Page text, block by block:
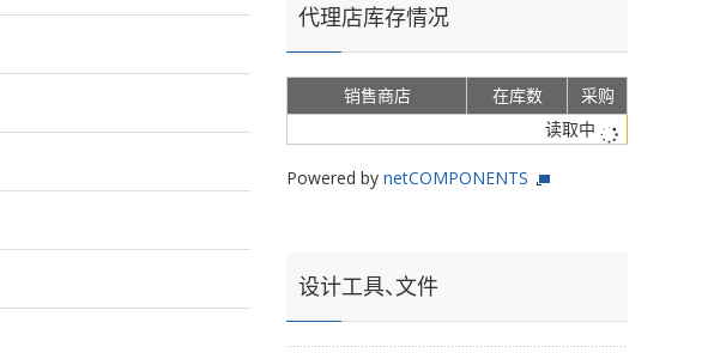
代理店库存情况
销售商店 在库数
采购
读取中
Powered by netCOMPONENTS
设计工具、文件